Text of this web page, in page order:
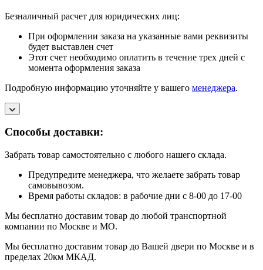
Безналичный расчет для юридических лиц:
При оформлении заказа на указанные вами реквизиты
будет выставлен счет
Этот счет необходимо оплатить в течение трех дней с
момента оформления заказа
Подробную информацию уточняйте у вашего менеджера.
Способы доставки:
Забрать товар самостоятельно с любого нашего склада.
Предупредите менеджера, что желаете забрать товар
самовывозом.
Время работы складов: в рабочие дни с 8-00 до 17-00
Мы бесплатно доставим товар до любой транспортной
компании по Москве и МО.
Мы бесплатно доставим товар до Вашей двери по Москве и в
пределах 20км МКАД.